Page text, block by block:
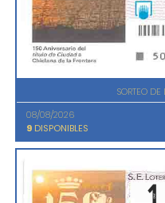
SORTEO
08/08/2026
9 DISPONIBLES